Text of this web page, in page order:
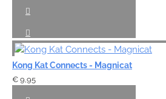
Kong Kat Connects - Magnicat
€ 9,95